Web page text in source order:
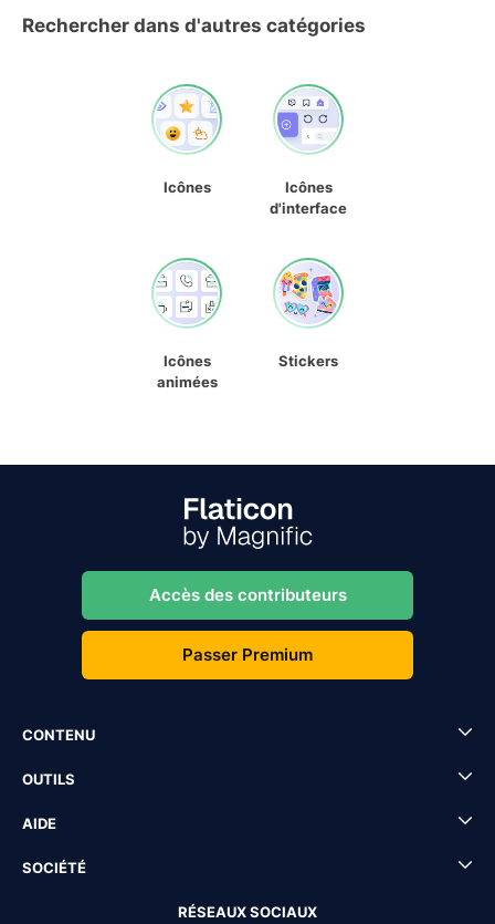
Rechercher dans d'autres catégories
Icônes
Icônes
d'interface
Icônes
animées
Stickers
Accès des contributeurs
Passer Premium
CONTENU
OUTILS
AIDE
SOCIÉTÉ
RÉSEAUX SOCIAUX